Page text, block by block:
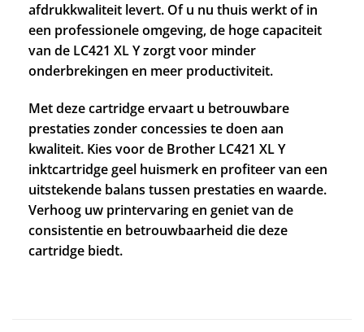
afdrukkwaliteit levert. Of u nu thuis werkt of in
een professionele omgeving, de hoge capaciteit
van de LC421 XL Y zorgt voor minder
onderbrekingen en meer productiviteit.
Met deze cartridge ervaart u betrouwbare
prestaties zonder concessies te doen aan
kwaliteit. Kies voor de Brother LC421 XL Y
inktcartridge geel huismerk en profiteer van een
uitstekende balans tussen prestaties en waarde.
Verhoog uw printervaring en geniet van de
consistentie en betrouwbaarheid die deze
cartridge biedt.